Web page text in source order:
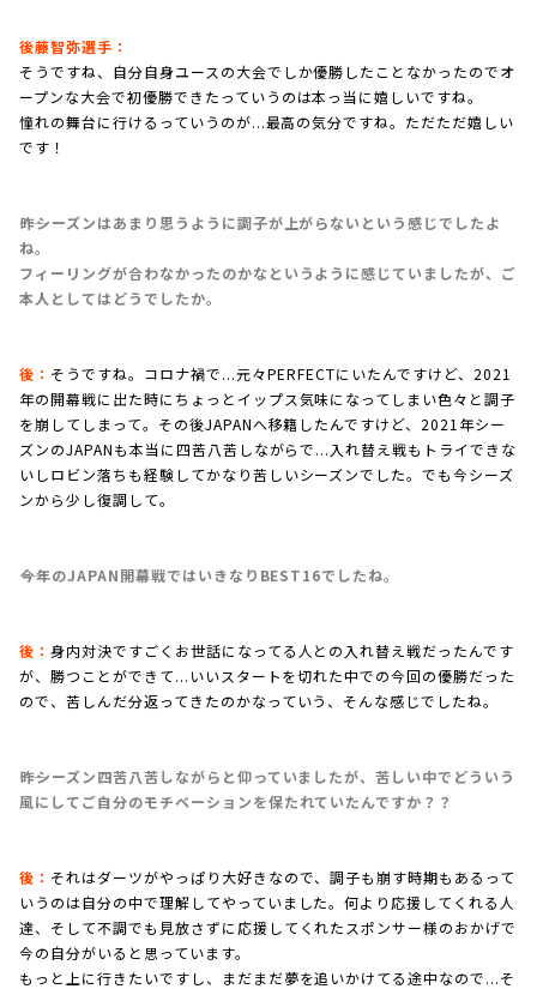
後藤智弥選手：
そうですね、自分自身ユースの大会でしか優勝したことなかったのでオ
ープンな大会で初優勝できたっていうのは本っ当に嬉しいですね。
憧れの舞台に行けるっていうのが...最高の気分ですね。ただただ嬉しい
です！
――昨シーズンはあまり思うように調子が上がらないという感じでしたよ
ね。
フィーリングが合わなかったのかなというように感じていましたが、ご
本人としてはどうでしたか。
後： そうですね。コロナ禍で...元々PERFECTにいたんですけど、2021
年の開幕戦に出た時にちょっとイップス気味になってしまい色々と調子
を崩してしまって。その後JAPANへ移籍したんですけど、2021年シー
ズンのJAPANも本当に四苦八苦しながらで...入れ替え戦もトライできな
いしロビン落ちも経験してかなり苦しいシーズンでした。でも今シーズ
ンから少し復調して。
――今年のJAPAN開幕戦ではいきなりBEST16でしたね。
後：身内対決ですごくお世話になってる人との入れ替え戦だったんです
が、勝つことができて...いいスタートを切れた中での今回の優勝だった
ので、苦しんだ分返ってきたのかなっていう、そんな感じでしたね。
――昨シーズン四苦八苦しながらと仰っていましたが、苦しい中でどういう
風にしてご自分のモチベーションを保たれていたんですか？？
後： それはダーツがやっぱり大好きなので、調子も崩す時期もあるって
いうのは自分の中で理解してやっていました。何より応援してくれる人
達、そして不調でも見放さずに応援してくれたスポンサー様のおかげで
今の自分がいると思っています。
もっと上に行きたいですし、まだまだ夢を追いかけてる途中なので...そ